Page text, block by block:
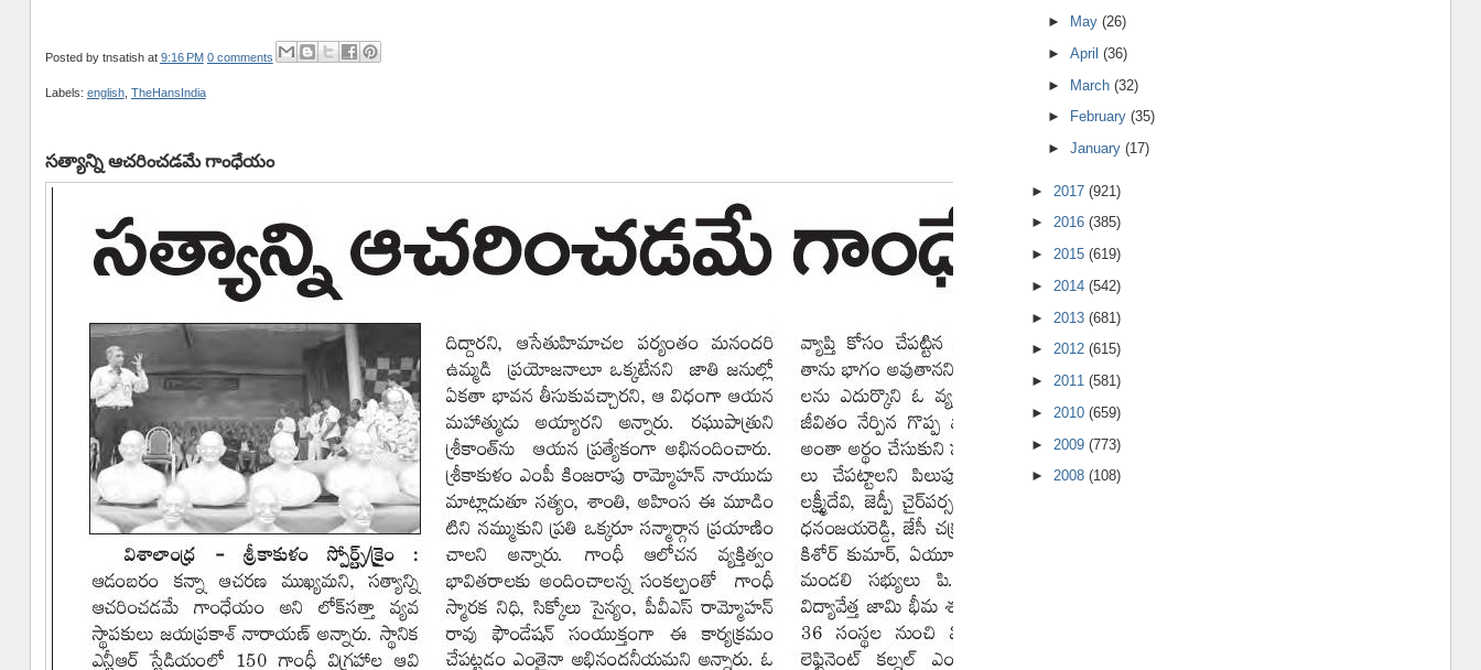
Posted by tnsatish at 9:16 PM 0 comments
Labels: english, TheHansIndia
సత్యాన్ని ఆచరించడమే గాంధేయం
►
May(26)
►April(36)
► March(32)
►
February(35)
►January(17)
► 2017 (921)
► 2016 (385)
► 2015 (619)
► 2014 (542)
► 2013 (681)
► 2012 (615)
► 2011 (581)
► 2010 (659)
► 2009 (773)
► 2008 (108)